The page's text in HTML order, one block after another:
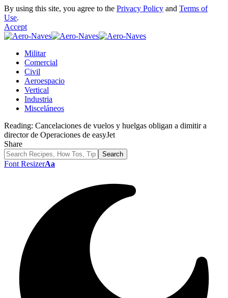
By using this site, you agree to the Privacy Policy and Terms of
Use.
Accept
Militar
Comercial
Civil
Aeroespacio
Vertical
Industria
Misceláneos
Reading: Cancelaciones de vuelos y huelgas obligan a dimitir a
director de Operaciones de easyJet
Share
Font ResizerAa